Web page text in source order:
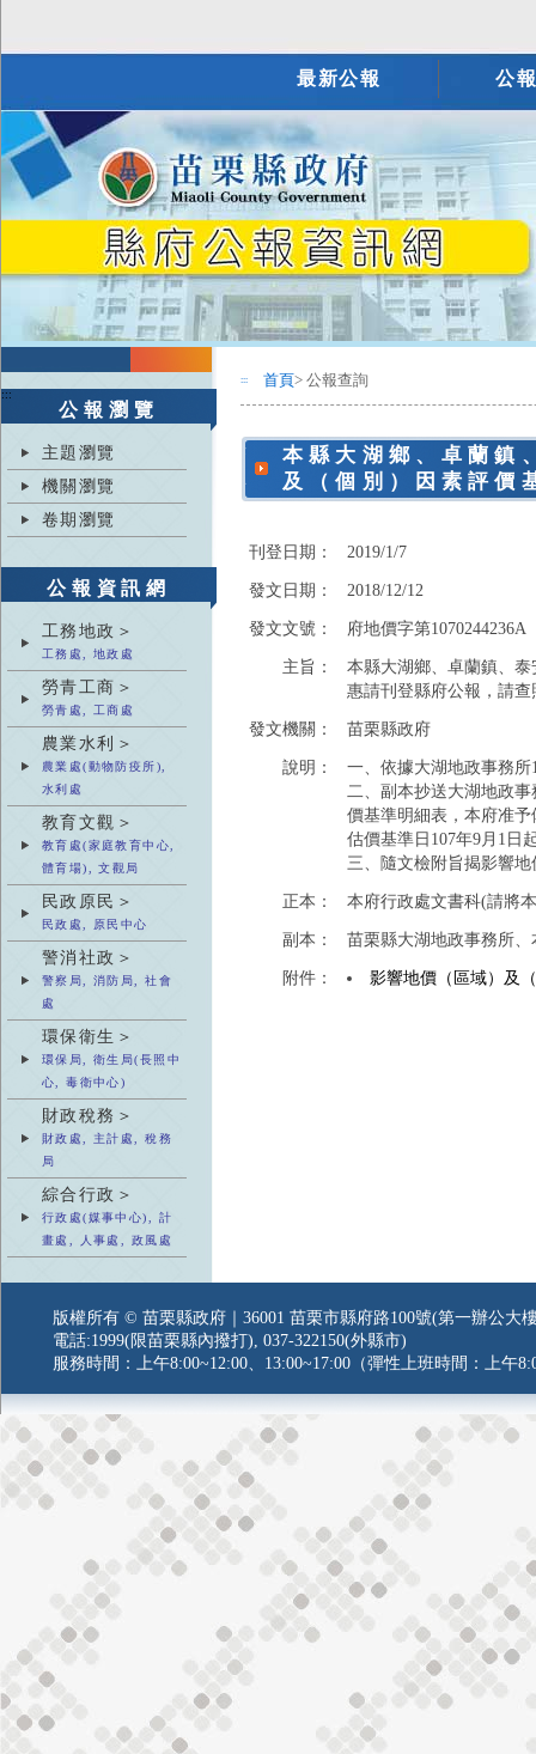
最新公報 公
:::
公報瀏覽
主題瀏覽
機關瀏覽
卷期瀏覽
公報資訊網
工務地政＞
工務處, 地政處
勞青工商＞
勞青處, 工商處
農業水利＞
農業處(動物防疫所),
水利處
教育文觀＞
教育處(家庭教育中心,
體育場), 文觀局
民政原民＞
民政處, 原民中心
警消社政＞
警察局, 消防局, 社會
處
環保衛生＞
環保局, 衛生局(長照中
心, 毒衛中心)
財政稅務＞
財政處, 主計處, 稅務
局
綜合行政＞
行政處(媒事中心), 計
畫處, 人事處, 政風處
::: 首頁> 公報查詢
本縣大湖鄉、卓蘭鎮
及（個別）因素評價
刊登日期：
2019/1/7
發文日期：
2018/12/12
發文文號：
府地價字第1070244236A
主旨：
本縣大湖鄉、卓蘭鎮、
惠請刊登縣府公報，請查
發文機關：
苗栗縣政府
說明：
一、依據大湖地政事務所
二、副本抄送大湖地政
價基準明細表，本府准
估價基準日107年9月1日
三、隨文檢附旨揭影響
正本：
本府行政處文書科(請將
副本：
苗栗縣大湖地政事務所
附件：
影響地價（區域）及
版權所有 © 苗栗縣政府｜36001 苗栗市縣府路100號(第一辦公大
電話:1999(限苗栗縣內撥打), 037-322150(外縣市)
服務時間：上午8:00~12:00、13:00~17:00（彈性上班時間：上午